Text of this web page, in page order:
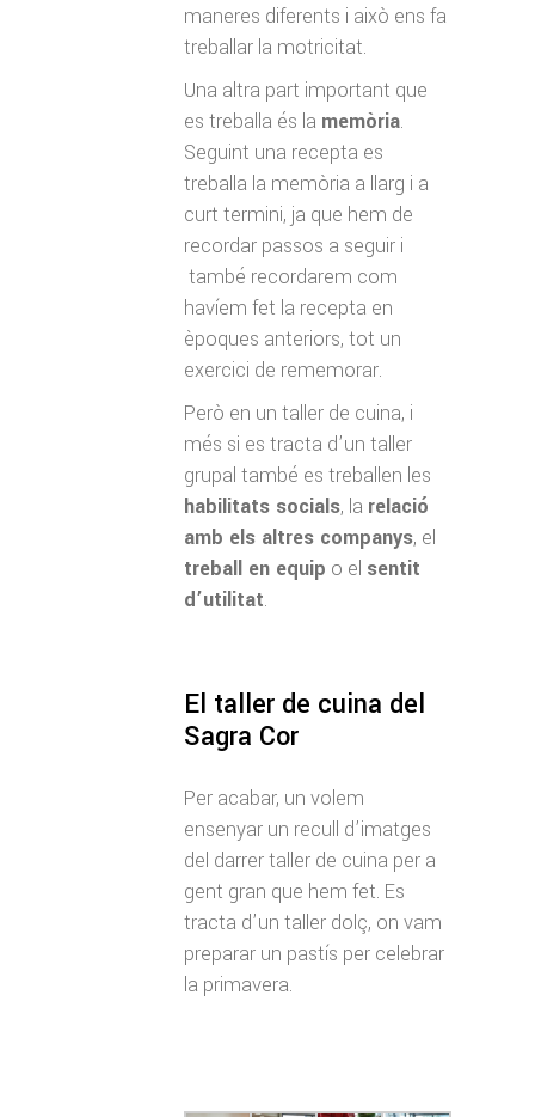
maneres diferents i això ens fa
treballar la motricitat.
Una altra part important que
es treballa és la memòria.
Seguint una recepta es
treballa la memòria a llarg i a
curt termini, ja que hem de
recordar passos a seguir i
també recordarem com
havíem fet la recepta en
èpoques anteriors, tot un
exercici de rememorar.
Però en un taller de cuina, i
més si es tracta d’un taller
grupal també es treballen les
habilitats socials, la relació
amb els altres companys, el
treball en equip o el sentit
d’utilitat.
El taller de cuina del
Sagra Cor
Per acabar, un volem
ensenyar un recull d’imatges
del darrer taller de cuina per a
gent gran que hem fet. Es
tracta d’un taller dolç, on vam
preparar un pastís per celebrar
la primavera.